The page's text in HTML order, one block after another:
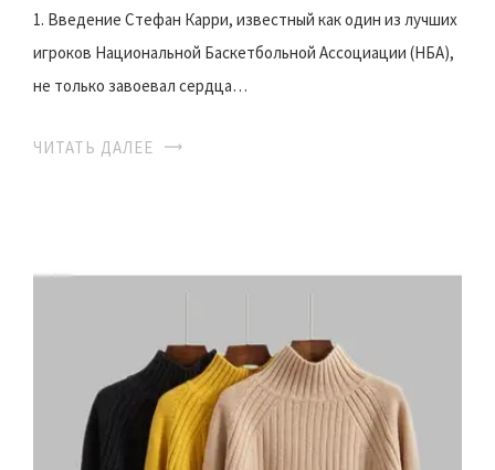
1. Введение Стефан Карри, известный как один из лучших
игроков Национальной Баскетбольной Ассоциации (НБА),
не только завоевал сердца…
ЧИТАТЬ ДАЛЕЕ